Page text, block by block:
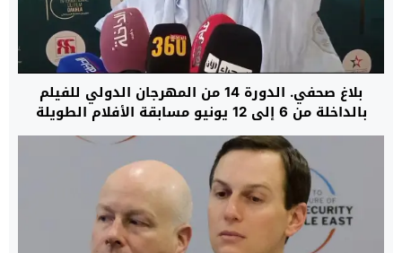
بلاغ صحفي. الدورة 14 من المهرجان الدولي للفيلم
بالداخلة من 6 إلى 12 يونيو مسابقة الأفلام الطويلة
والوثائقية ولقاءات للمهنيين